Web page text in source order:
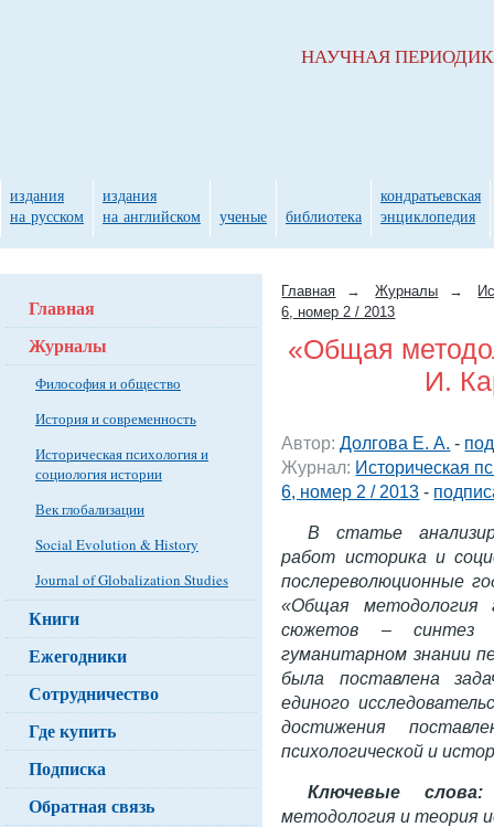
Главная → Журналы →
6, номер 2 / 2013
«Общая
И.
Автор: Долгова Е. А. -
Журнал: Историческая
6, номер 2 / 2013 -
В статье
работ историка и
послереволюционные
«Общая методология
сюжетов – синтез
гуманитарном знании
была поставлена
единого
достижения
психологической и
Ключевые слова:
методология и теория
Главная
Журналы
Философия и общество
История и современность
Историческая психология и
социология истории
Век глобализации
Social Evolution & History
Journal of Globalization Studies
Книги
Ежегодники
Сотрудничество
Где купить
Подписка
Обратная связь
НАУЧНАЯ
издания
на русском
издания
на английском
ученые библиотека
кондратьевская
энциклопедия